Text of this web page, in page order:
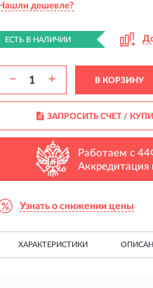
дешевле?
ЕСТЬ В НАЛИЧИИ
− + В КОРЗИНУ
ЗАПРОСИТЬ СЧЕТ /
Работаем с
Узнать о снижении цены
ХАРАКТЕРИСТИКИ